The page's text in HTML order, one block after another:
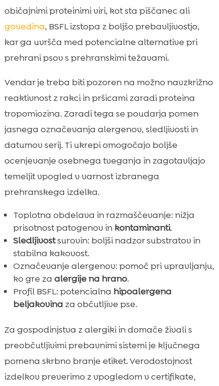
običajnimi proteinimi viri, kot sta piščanec ali
govedina, BSFL izstopa z boljšo prebavljivostjo,
kar ga uvršča med potencialne alternative pri
prehrani psov s prehranskimi težavami.
Vendar je treba biti pozoren na možno navzkrižno
reaktivnost z rakci in pršicami zaradi proteina
tropomiozina. Zaradi tega se poudarja pomen
jasnega označevanja alergenov, sledljivosti in
datumov serij. Ti ukrepi omogočajo boljše
ocenjevanje osebnega tveganja in zagotavljajo
temeljit vpogled v varnost izbranega
prehranskega izdelka.
Toplotna obdelava in razmaščevanje: nižja
prisotnost patogenov in kontaminanti.
Sledljivostsurovin: boljši nadzor substratov in
stabilna kakovost.
Označevanje alergenov: pomoč pri upravljanju,
ko gre za alergije na hrano.
Profil BSFL: potencialna hipoalergena
beljakovina za občutljive pse.
Za gospodinjstva z alergiki in domače živali s
preobčutljivimi prebavnimi sistemi je ključnega
pomena skrbno branje etiket. Verodostojnost
izdelkov preverimo z vpogledom v certifikate,